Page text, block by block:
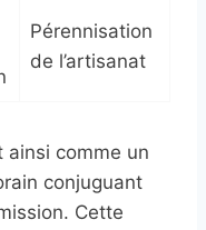
Pérennisation
de l’artisanat
ainsi comme un
conjuguant
Cette